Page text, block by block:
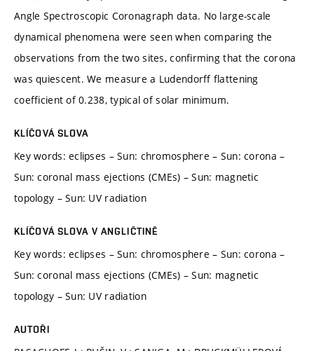
Angle Spectroscopic Coronagraph data. No large-scale
dynamical phenomena were seen when comparing the
observations from the two sites, confirming that the corona
was quiescent. We measure a Ludendorff flattening
coefficient of 0.238, typical of solar minimum.
KLÍČOVÁ SLOVA
Key words: eclipses – Sun: chromosphere – Sun: corona –
Sun: coronal mass ejections (CMEs) – Sun: magnetic
topology – Sun: UV radiation
KLÍČOVÁ SLOVA V ANGLIČTINĚ
Key words: eclipses – Sun: chromosphere – Sun: corona –
Sun: coronal mass ejections (CMEs) – Sun: magnetic
topology – Sun: UV radiation
AUTOŘI